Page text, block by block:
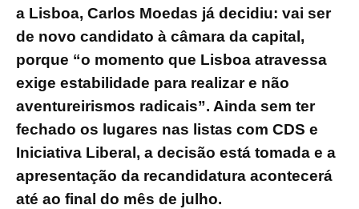
a Lisboa, Carlos Moedas já decidiu: vai ser
de novo candidato à câmara da capital,
porque “o momento que Lisboa atravessa
exige estabilidade para realizar e não
aventureirismos radicais”. Ainda sem ter
fechado os lugares nas listas com CDS e
Iniciativa Liberal, a decisão está tomada e a
apresentação da recandidatura acontecerá
até ao final do mês de julho.